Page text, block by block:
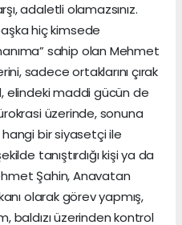
adaletli olamazsınız.
hiç kimsede
sahip olan Mehmet
sadece ortaklarını çırak
elindeki maddi gücün de
üzerinde, sonuna
hangi bir siyasetçi ile
tanıştırdığı kişi ya da
Şahin, Anavatan
olarak görev yapmış,
baldızı üzerinden kontrol